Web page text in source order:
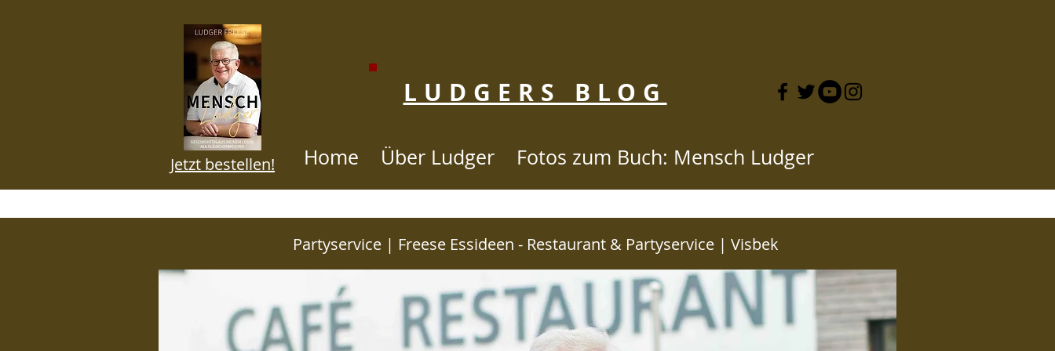
LUDGERS BLOG
Home Über Ludger Fotos zum Buch: Mensch Ludger
Jetzt bestellen!
Partyservice | Freese Essideen - Restaurant & Partyservice | Visbek